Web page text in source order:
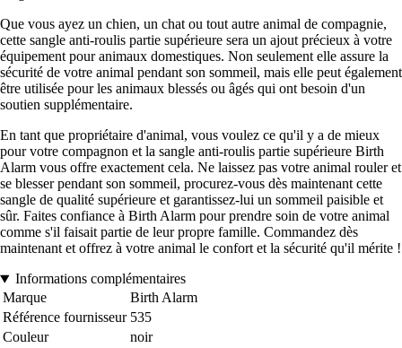
Que vous ayez un chien, un chat ou tout autre animal de compagnie,
cette sangle anti-roulis partie supérieure sera un ajout précieux à votre
équipement pour animaux domestiques. Non seulement elle assure la
sécurité de votre animal pendant son sommeil, mais elle peut également
être utilisée pour les animaux blessés ou âgés qui ont besoin d'un
soutien supplémentaire.
En tant que propriétaire d'animal, vous voulez ce qu'il y a de mieux
pour votre compagnon et la sangle anti-roulis partie supérieure Birth
Alarm vous offre exactement cela. Ne laissez pas votre animal rouler et
se blesser pendant son sommeil, procurez-vous dès maintenant cette
sangle de qualité supérieure et garantissez-lui un sommeil paisible et
sûr. Faites confiance à Birth Alarm pour prendre soin de votre animal
comme s'il faisait partie de leur propre famille. Commandez dès
maintenant et offrez à votre animal le confort et la sécurité qu'il mérite !
Informations complémentaires
Marque
Birth Alarm
Référence fournisseur 535
Couleur
noir